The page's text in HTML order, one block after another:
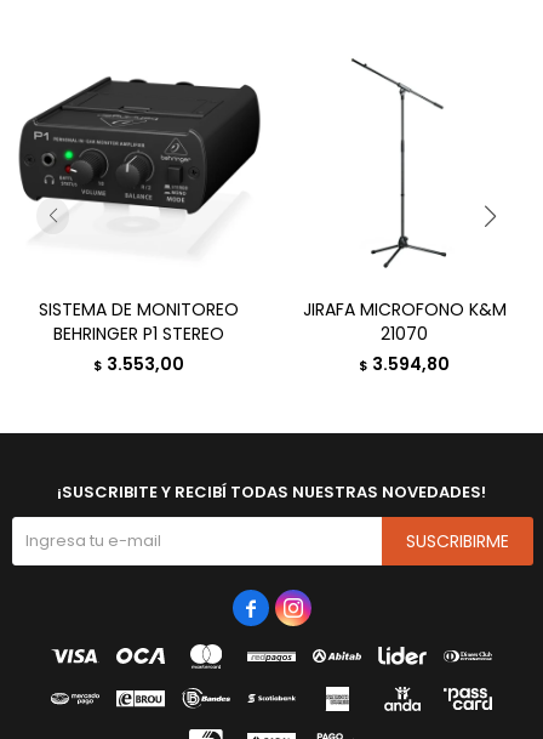
SISTEMA DE MONITOREO
BEHRINGER P1 STEREO
$ 3.553,00
JIRAFA MICROFONO K&M
21070
$ 3.594,80
¡SUSCRIBITE Y RECIBÍ TODAS NUESTRAS NOVEDADES!
SUSCRIBIRME
 